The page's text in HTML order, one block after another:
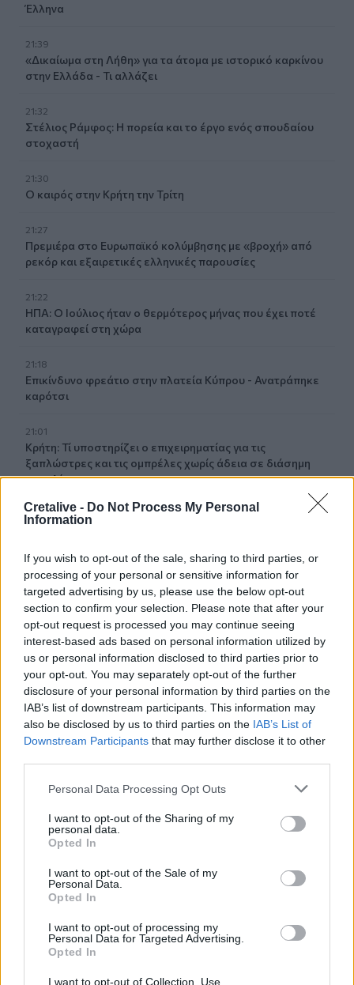
Cretalive - Do Not Process My Personal
Information
If you wish to opt-out of the sale, sharing to third parties, or
processing of your personal or sensitive information for
targeted advertising by us, please use the below opt-out
section to confirm your selection. Please note that after your
opt-out request is processed you may continue seeing
interest-based ads based on personal information utilized by
us or personal information disclosed to third parties prior to
your opt-out. You may separately opt-out of the further
disclosure of your personal information by third parties on the
IAB’s list of downstream participants. This information may
also be disclosed by us to third parties on the IAB’s List of
Downstream Participants that may further disclose it to other
Personal Data Processing Opt Outs
I want to opt-out of the Sharing of my
personal data.
Opted In
I want to opt-out of the Sale of my
Personal Data.
Opted In
I want to opt-out of processing my
Personal Data for Targeted Advertising.
Opted In
I want to opt-out of Collection, Use,
Έλληνα
21:39
«Δικαίωμα στη Λήθη» για τα άτομα με ιστορικό καρκίνου
στην Ελλάδα - Τι αλλάζει
21:32
Στέλιος Ράμφος: Η πορεία και το έργο ενός σπουδαίου
στοχαστή
21:30
Ο καιρός στην Κρήτη την Τρίτη
21:27
Πρεμιέρα στο Ευρωπαϊκό κολύμβησης με «βροχή» από
ρεκόρ και εξαιρετικές ελληνικές παρουσίες
21:22
ΗΠΑ: Ο Ιούλιος ήταν ο θερμότερος μήνας που έχει ποτέ
καταγραφεί στη χώρα
21:18
Επικίνδυνο φρεάτιο στην πλατεία Κύπρου - Ανατράπηκε
καρότσι
21:01
Κρήτη: Τί υποστηρίζει ο επιχειρηματίας για τις
ξαπλώστρες και τις ομπρέλες χωρίς άδεια σε διάσημη
παραλία
20:57
20:43
Ο Τραμπ αξιώνει αποζημιώσεις από το Ιράν
ΠΕΡΙΣΣΟΤΕΡΑ
ΣΧΕΤΙΚA AΡΘΡΑ
Νηστίσιμη μπουγάτσα από το Άγιον Όρος: Εύκολη και
ΕΚΕΙΝΟΣ & ΕΚΕΙΝΗ
Νηστίσιμη μπουγάτσα από το
Νηστίσιμη μπουγάτσα από το
Άγιον Όρος: Εύκολη και τραγανή -
Συνταγή για γαρίδες tempura με κρούστα καρύδας
κρούστα καρύδας